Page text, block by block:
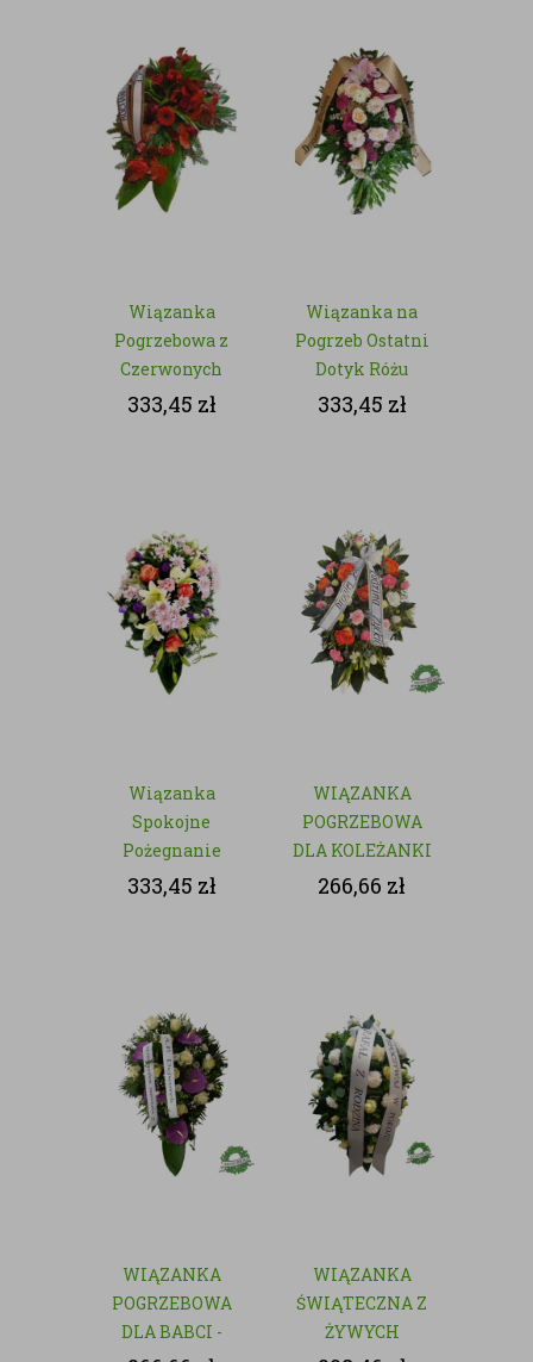
Wiązanka
Pogrzebowa z
Czerwonych
Kwiatów -
333,45 zł
Wiązanka na
Pogrzeb Ostatni
Dotyk Różu
333,45 zł
Wiązanka
Spokojne
Pożegnanie
333,45 zł
WIĄZANKA
POGRZEBOWA
DLA KOLEŻANKI
Z PRACY -
266,66 zł
WIĄZANKA
POGRZEBOWA
DLA BABCI -
WIĄZANKA
ŚWIĄTECZNA Z
ŻYWYCH